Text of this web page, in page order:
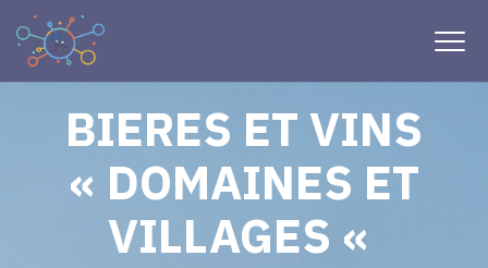
BIERES ET VINS
« DOMAINES ET
VILLAGES «